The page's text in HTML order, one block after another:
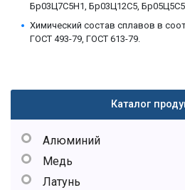
Бр03Ц7С5Н1, Бр03Ц12С5,
Химический состав сплавов в
ГОСТ 493-79, ГОСТ 613-79.
Каталог
Алюминий
Медь
Латунь